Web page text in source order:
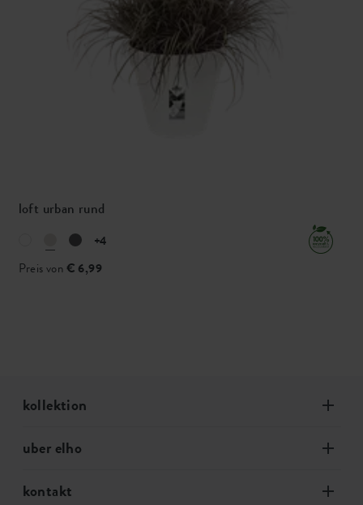
loft urban rund
+4
Preis von € 6,99
kollektion
uber elho
kontakt